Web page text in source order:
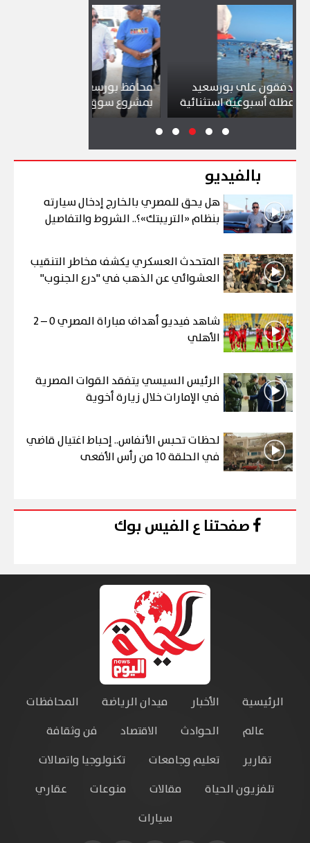
بورسعيد
استثنائية
محافظ بورسعيد يتابع سير العمل
بمشروع سوق التصنيع الجديد
بالفيديو
هل يحق للمصري بالخارج إدخال سيارته
بنظام «التريبتك»؟.. الشروط والتفاصيل
المتحدث العسكري يكشف مخاطر التنقيب
العشوائي عن الذهب في "درع الجنوب"
شاهد فيديو أهداف مباراة المصري 0 – 2
الأهلي
الرئيس السيسي يتفقد القوات المصرية
في الإمارات خلال زيارة أخوية
لحظات تحبس الأنفاس.. إحباط اغتيال قاضي
في الحلقة 10 من رأس الأفعى
صفحتنا ع الفيس بوك
الرئيسية الأخبار ميدان الرياضة
المحافظات
عالم
الحوادث الاقتصاد
فن وثقافة
تقارير
تعليم وجامعات
تكنولوجيا واتصالات
تلفزيون الحياة
مقالات منوعات
عقاري
سيارات